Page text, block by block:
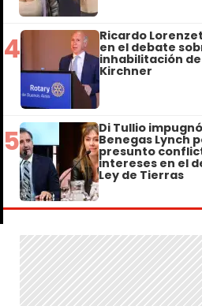
4 Ricardo
en el debate
inhabilitación
Kirchner
5 Di Tullio
Benegas Lynch
presunto
intereses en el
Ley de Tierras